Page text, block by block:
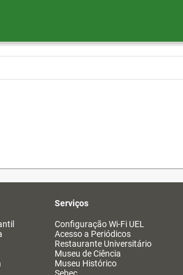
Serviços
Configuração Wi-Fi UEL
Acesso a Periódicos
Restaurante Universitário
Museu de Ciência
Museu Histórico